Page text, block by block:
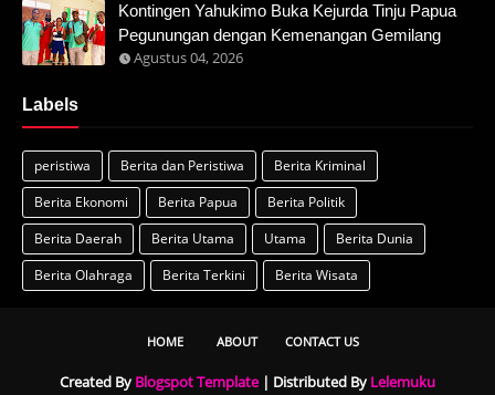
Kontingen Yahukimo Buka Kejurda Tinju Papua
Pegunungan dengan Kemenangan Gemilang
Agustus 04, 2026
Labels
peristiwa Berita dan Peristiwa
Berita Kriminal
Berita Ekonomi
Berita Papua
Berita Politik
Berita Daerah
Berita Utama Utama
Berita Dunia
Berita Olahraga
Berita Terkini Berita Wisata
HOME ABOUT CONTACT US
Created By Blogspot Template| Distributed By Lelemuku